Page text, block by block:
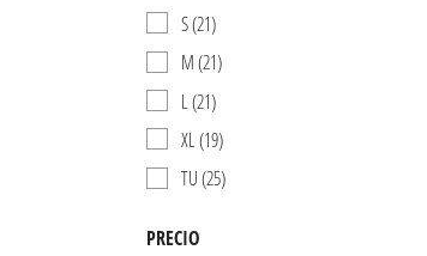
S(21)
M(21)
L(21)
XL(19)
TU(25)
PRECIO